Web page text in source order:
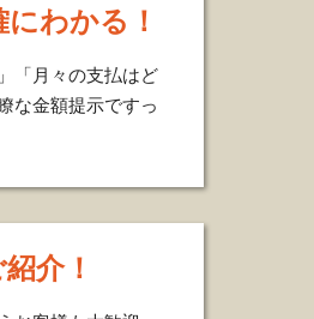
わかる！
「月々の支払はど
な金額提示ですっ
介！